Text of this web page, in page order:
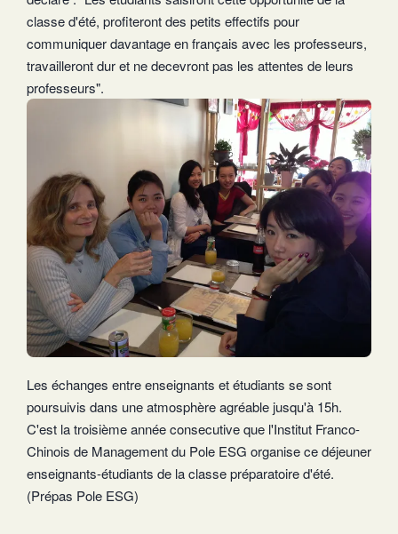
classe d'été, profiteront des petits effectifs pour
communiquer davantage en français avec les professeurs,
travailleront dur et ne decevront pas les attentes de leurs
professeurs".
Les échanges entre enseignants et étudiants se sont
poursuivis dans une atmosphère agréable jusqu'à 15h.
C'est la troisième année consecutive que l'Institut Franco-
Chinois de Management du Pole ESG organise ce déjeuner
enseignants-étudiants de la classe préparatoire d'été.
(Prépas Pole ESG)